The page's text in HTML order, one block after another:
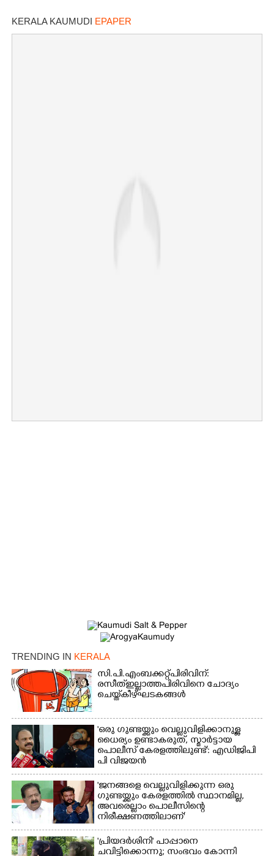
KERALA KAUMUDI EPAPER
TRENDING IN KERALA
സി.പി.എം ബക്കറ്റ് പിരിവിന്:
രസീത് ഇല്ലാത്ത പിരിവിനെ ചോദ്യം
ചെയ്ത് കീഴ്ഘടകങ്ങൾ
'ഒരു ഗുണ്ടയ്ക്കും വെല്ലുവിളിക്കാനുള്ള
ധൈര്യം ഉണ്ടാകരുത്, സ്മാർട്ടായ
പൊലീസ് കേരളത്തിലുണ്ട്': എഡിജിപി
പി വിജയൻ
'ജനങ്ങളെ വെല്ലുവിളിക്കുന്ന ഒരു
ഗുണ്ടയ്ക്കും കേരളത്തിൽ സ്ഥാനമില്ല,​
അവരെല്ലാം പൊലീസിന്റെ
നിരീക്ഷണത്തിലാണ്'
'പ്രിയദർശിനി' പാപ്പാനെ
ചവിട്ടിക്കൊന്നു; സംഭവം കോന്നി